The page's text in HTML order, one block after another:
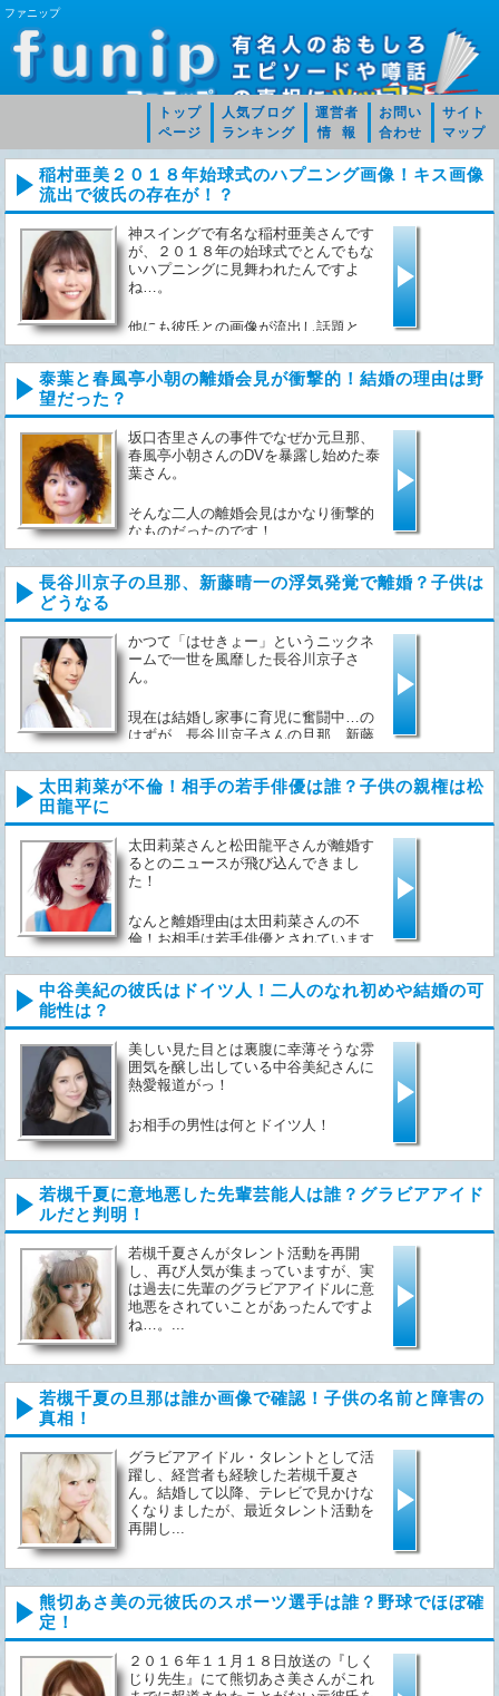
ファニップ
サイト
マップ
お問い
合わせ
運営者
情 報
人気ブログ
ランキング
トップ
ページ
稲村亜美２０１８年始球式のハプニング画像！キス画像
流出で彼氏の存在が！？
神スイングで有名な稲村亜美さんです
が、２０１８年の始球式でとんでもな
いハプニングに見舞われたんですよ
ね…。
他にも彼氏との画像が流出し話題と
な...
泰葉と春風亭小朝の離婚会見が衝撃的！結婚の理由は野
望だった？
坂口杏里さんの事件でなぜか元旦那、
春風亭小朝さんのDVを暴露し始めた泰
葉さん。
そんな二人の離婚会見はかなり衝撃的
なものだったのです！
結婚した理由はなんと春風亭小朝さん
の野望！？併せてツッコミます！...
長谷川京子の旦那、新藤晴一の浮気発覚で離婚？子供は
どうなる
かつて「はせきょー」というニックネ
ームで一世を風靡した長谷川京子さ
ん。
現在は結婚し家事に育児に奮闘中…の
はずが、長谷川京子さんの旦那、新藤
晴...
太田莉菜が不倫！相手の若手俳優は誰？子供の親権は松
田龍平に
太田莉菜さんと松田龍平さんが離婚す
るとのニュースが飛び込んできまし
た！
なんと離婚理由は太田莉菜さんの不
倫！お相手は若手俳優とされています
が一...
中谷美紀の彼氏はドイツ人！二人のなれ初めや結婚の可
能性は？
美しい見た目とは裏腹に幸薄そうな雰
囲気を醸し出している中谷美紀さんに
熱愛報道がっ！
お相手の男性は何とドイツ人！
二人のなれ初めや熱愛画像をご紹介す
ると共に結婚の可能性についてもツッ
コみます！...
若槻千夏に意地悪した先輩芸能人は誰？グラビアアイド
ルだと判明！
若槻千夏さんがタレント活動を再開
し、再び人気が集まっていますが、実
は過去に先輩のグラビアアイドルに意
地悪をされていことがあったんですよ
ね…。...
若槻千夏の旦那は誰か画像で確認！子供の名前と障害の
真相！
グラビアアイドル・タレントとして活
躍し、経営者も経験した若槻千夏さ
ん。結婚して以降、テレビで見かけな
くなりましたが、最近タレント活動を
再開し...
熊切あさ美の元彼氏のスポーツ選手は誰？野球でほぼ確
定！
２０１６年１１月１８日放送の『しく
じり先生』にて熊切あさ美さんがこれ